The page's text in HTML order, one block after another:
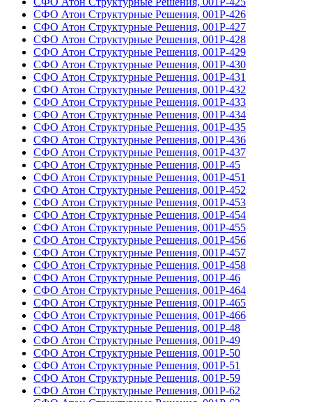
СФО Атон Структурные Решения, 001Р-426
СФО Атон Структурные Решения, 001Р-427
СФО Атон Структурные Решения, 001Р-428
СФО Атон Структурные Решения, 001Р-429
СФО Атон Структурные Решения, 001Р-430
СФО Атон Структурные Решения, 001Р-431
СФО Атон Структурные Решения, 001Р-432
СФО Атон Структурные Решения, 001Р-433
СФО Атон Структурные Решения, 001Р-434
СФО Атон Структурные Решения, 001Р-435
СФО Атон Структурные Решения, 001Р-436
СФО Атон Структурные Решения, 001Р-437
СФО Атон Структурные Решения, 001Р-45
СФО Атон Структурные Решения, 001Р-451
СФО Атон Структурные Решения, 001Р-452
СФО Атон Структурные Решения, 001Р-453
СФО Атон Структурные Решения, 001Р-454
СФО Атон Структурные Решения, 001Р-455
СФО Атон Структурные Решения, 001Р-456
СФО Атон Структурные Решения, 001Р-457
СФО Атон Структурные Решения, 001Р-458
СФО Атон Структурные Решения, 001Р-46
СФО Атон Структурные Решения, 001Р-464
СФО Атон Структурные Решения, 001Р-465
СФО Атон Структурные Решения, 001Р-466
СФО Атон Структурные Решения, 001Р-48
СФО Атон Структурные Решения, 001Р-49
СФО Атон Структурные Решения, 001Р-50
СФО Атон Структурные Решения, 001Р-51
СФО Атон Структурные Решения, 001Р-59
СФО Атон Структурные Решения, 001Р-62